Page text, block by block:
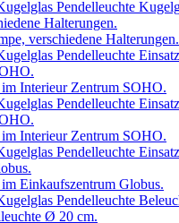
verschiedene Halterungen.
im Interieur Zentrum SOHO.
im Interieur Zentrum SOHO.
Einkaufszentrum Globus.